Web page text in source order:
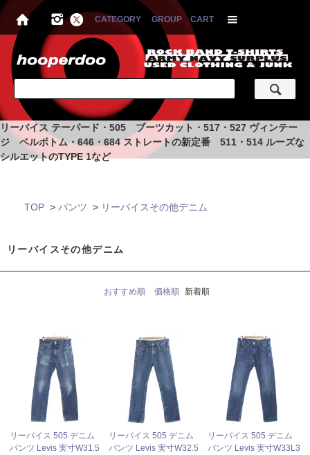
CATEGORY GROUP CART
リーバイス テーパード・505 ブーツカット・517・527 ヴィンテー
ジ ベルボトム・646・684 ストレートの新定番 511・514 ルーズな
シルエットのTYPE 1など
TOP > パンツ > リーバイスその他デニム
リーバイスその他デニム
おすすめ順 価格順 新着順
リーバイス 505 デニム
パンツ Levis 実寸W31.5
リーバイス 505 デニム
パンツ Levis 実寸W32.5
リーバイス 505 デニム
パンツ Levis 実寸W33L3